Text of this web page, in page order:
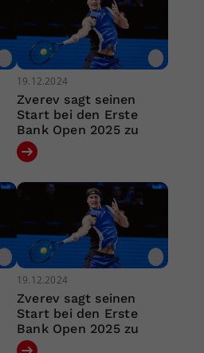
19.12.2024
Zverev sagt seinen
Start bei den Erste
Bank Open 2025 zu
19.12.2024
Zverev sagt seinen
Start bei den Erste
Bank Open 2025 zu